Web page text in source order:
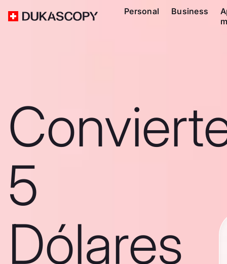
Personal Business
5
Dólares